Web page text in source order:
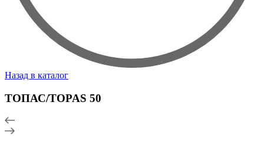
Назад в каталог
ТОПАС/TOPAS 50